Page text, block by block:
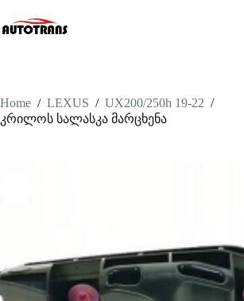
Home / LEXUS / UX200/250h 19-22 /
კრილოს სალასკა მარცხენა